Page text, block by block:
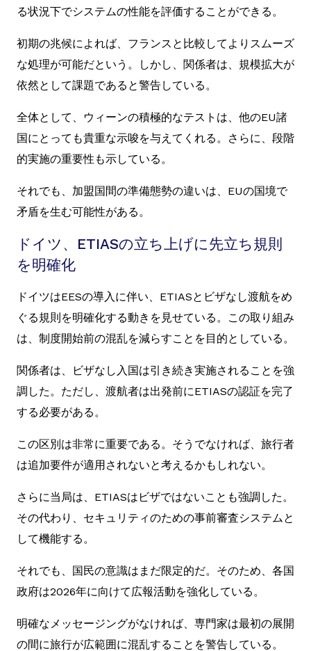
る状況下でシステムの性能を評価することができる。
初期の兆候によれば、フランスと比較してよりスムーズ
な処理が可能だという。しかし、関係者は、規模拡大が
依然として課題であると警告している。
全体として、ウィーンの積極的なテストは、他のEU諸
国にとっても貴重な示唆を与えてくれる。さらに、段階
的実施の重要性も示している。
それでも、加盟国間の準備態勢の違いは、EUの国境で
矛盾を生む可能性がある。
ドイツ、ETIASの立ち上げに先立ち規則
を明確化
ドイツはEESの導入に伴い、ETIASとビザなし渡航をめ
ぐる規則を明確化する動きを見せている。この取り組み
は、制度開始前の混乱を減らすことを目的としている。
関係者は、ビザなし入国は引き続き実施されることを強
調した。ただし、渡航者は出発前にETIASの認証を完了
する必要がある。
この区別は非常に重要である。そうでなければ、旅行者
は追加要件が適用されないと考えるかもしれない。
さらに当局は、ETIASはビザではないことも強調した。
その代わり、セキュリティのための事前審査システムと
して機能する。
それでも、国民の意識はまだ限定的だ。そのため、各国
政府は2026年に向けて広報活動を強化している。
明確なメッセージングがなければ、専門家は最初の展開
の間に旅行が広範囲に混乱することを警告している。